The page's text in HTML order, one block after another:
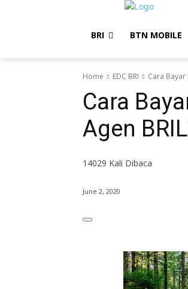
BRI BTN MOBILE
Home EDC BRI Cara Bayar
Cara
Agen
14029 Kali Dibaca
June 2, 2020